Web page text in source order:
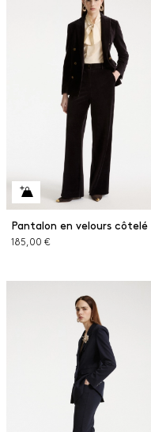
Pantalon en velours côtelé
185,00 €